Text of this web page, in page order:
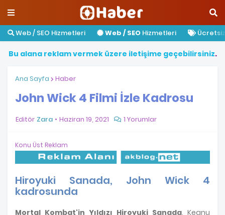
Web / SEO Hizmetleri Web / SEO Hizmetleri
Bu alana reklamvermek üzere iletişime geçebilirsiniz.
Ana Sayfa Haber
John Wick 4 Filmi İzle Kadrosu
Editör Zara Haziran 19, 2021 1 Yorumlar
Konu Üst Reklam
Hiroyuki Sanada, John Wick 4
kadrosunda
Mortal Kombat'in Yıldızı Hiroyuki Sanada, Keanu